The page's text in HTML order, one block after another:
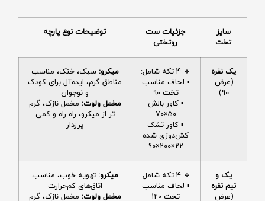
سایز
تخت
جزئیات ست
روتختی
توضیحات نوع پارچه
یک نفره
(عرض
90)
🔹 4 تکه شامل:
▪️ لحاف مناسب
تخت 90
▪️ کاور بالش
50×70
▪️ کاور تشک
کش‌دوزی شده
22×200×90
میکرو: سبک، خنک، مناسب
مناطق گرم، ایده‌آل برای کودک
و نوجوان
مخمل ولوت: مخمل نازک، گرم
تر از میکرو، راه راه و کمی
پرزدار
یک و
نیم نفره
(عرض
🔹 4 تکه شامل:
▪️ لحاف مناسب
تخت 120
میکرو: تهویه خوب، مناسب
اتاق‌های کم‌حرارت
مخمل ولوت: مخمل نازک، گرم